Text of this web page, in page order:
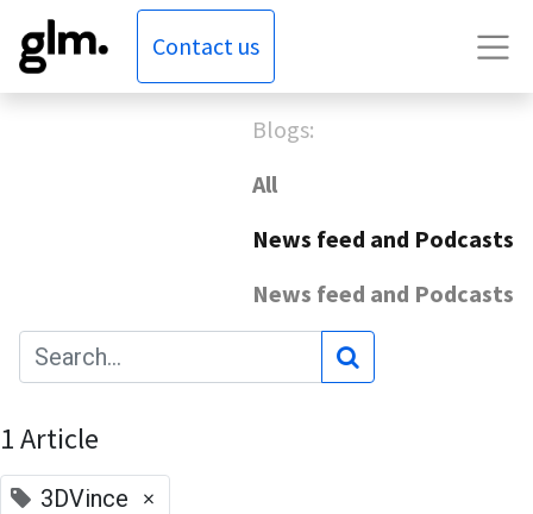
Contact us
Blogs:
All
News feed and Podcasts
News feed and Podcasts
1 Article
3DVince ×